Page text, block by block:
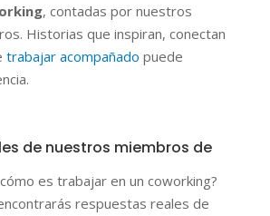
, contadas por nuestros
Historias que inspiran, conectan
trabajar acompañado puede
de nuestros miembros de
es trabajar en un coworking?
respuestas reales de